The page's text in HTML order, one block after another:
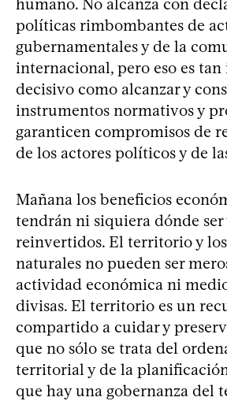
políticas rimbombantes de
gubernamentales y de la
internacional, pero eso es
decisivo como alcanzar y
instrumentos normativos y
garanticen compromisos de
de los actores políticos y de
Mañana los beneficios
tendrán ni siquiera dónde ser
reinvertidos. El territorio y
naturales no pueden ser
actividad económica ni
divisas. El territorio es un
compartido a cuidar y
que no sólo se trata del
territorial y de la
que hay una gobernanza del